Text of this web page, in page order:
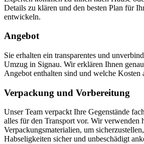
Details zu klären und den besten Plan für
entwickeln.
Angebot
Sie erhalten ein transparentes und
Umzug in Signau. Wir erklären Ihnen
Angebot enthalten sind und welche Kosten
Verpackung und Vorbereitung
Unser Team verpackt Ihre Gegenstände
alles für den Transport vor. Wir verwenden
Verpackungsmaterialien, um
Habseligkeiten sicher und unbeschädigt